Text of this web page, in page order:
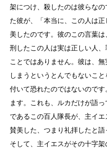
架につけ、殺したのは彼らな
た彼が、「本当に、この人は
美したのです。彼のこの言葉
刑したこの人は実は正しい人
ことではありません。彼は、
しまうというとんでもないこ
付いて恐れたのではないので
ます。これも、ルカだけが語
であるこの百人隊長が、主イ
賛美した、つまり礼拝したと語
そして、主イエスがその十字